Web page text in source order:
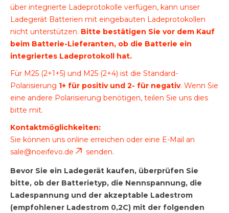
über integrierte Ladeprotokolle verfügen, kann unser
Ladegerät Batterien mit eingebauten Ladeprotokollen
nicht unterstützen. Bitte bestätigen Sie vor dem Kauf
beim Batterie-Lieferanten, ob die Batterie ein
integriertes Ladeprotokoll hat.
Für M25 (2+1+5) und M25 (2+4) ist die Standard-
Polarisierung 1+ für positiv und 2- für negativ. Wenn Sie
eine andere Polarisierung benötigen, teilen Sie uns dies
bitte mit.
Kontaktmöglichkeiten:
Sie können uns online erreichen oder eine E-Mail an
sale@noeifevo.de
senden.
Bevor Sie ein Ladegerät kaufen, überprüfen Sie
bitte, ob der Batterietyp, die Nennspannung, die
Ladespannung und der akzeptable Ladestrom
(empfohlener Ladestrom 0,2C) mit der folgenden